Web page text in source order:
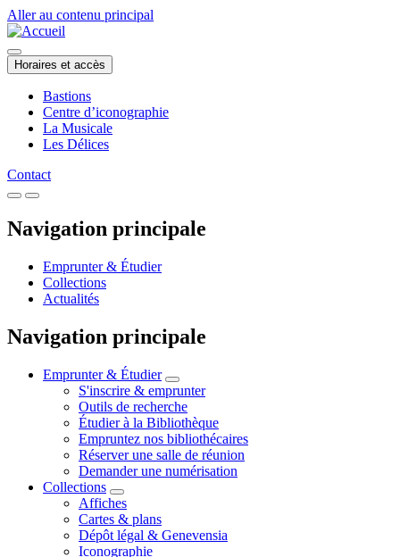
Aller au contenu principal
Horaires et accès
Bastions
Centre d’iconographie
La Musicale
Les Délices
Contact
Navigation principale
Emprunter & Étudier
Collections
Actualités
Navigation principale
Emprunter & Étudier
S'inscrire & emprunter
Outils de recherche
Étudier à la Bibliothèque
Empruntez nos bibliothécaires
Réserver une salle de réunion
Demander une numérisation
Collections
Affiches
Cartes & plans
Dépôt légal & Genevensia
Iconographie